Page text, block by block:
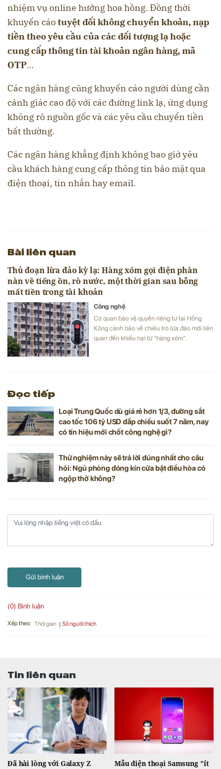
nhiệm vụ online hưởng hoa hồng. Đồng thời
khuyến cáotuyệt đối không chuyển khoản, nạp
tiền theo yêu cầu của các đối tượng lạ hoặc
cung cấp thông tin tài khoản ngân hàng, mã
OTP…
Các ngân hàng cũng khuyến cáo người dùng cần
cảnh giác cao độ với các đường link lạ, ứng dụng
không rõ nguồn gốc và các yêu cầu chuyển tiền
bất thường.
Các ngân hàng khẳng định không bao giờ yêu
cầu khách hàng cung cấp thông tin bảo mật qua
điện thoại, tin nhắn hay email.
Bài liên quan
Thủ đoạn lừa đảo kỳ lạ: Hàng xóm gọi điện phàn
nàn về tiếng ồn, rò nước, một thời gian sau bỗng
mất tiền trong tài khoản
Công nghệ
Cơ quan bảo vệ quyền riêng tư tại Hồng
Kông cảnh báo về chiêu trò lừa đảo mới liên
quan đến khiếu nại từ "hàng xóm".
Đọc tiếp
Loại Trung Quốc dù giá rẻ hơn 1/3, đường sắt
cao tốc 106 tỷ USD đắp chiếu suốt 7 năm, nay
có tín hiệu mới chốt công nghệ gì?
Thử nghiệm này sẽ trả lời đúng nhất cho câu
hỏi: Ngủ phòng đóng kín cửa bật điều hòa có
ngộp thở không?
Gửi bình luận
(0) Bình luận
Xếp theo: Thời gian Số người thích
Tin liên quan
Đã hài lòng với Galaxy Z
Mẫu điện thoại Samsung "ít